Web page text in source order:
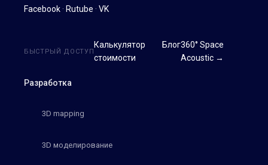
Facebook · Rutube · VK
Разработка
3D mapping
3D моделирование
БЫСТРЫЙ ДОСТУП
Калькулятор
стоимости
Блог360° Space
Acoustic →